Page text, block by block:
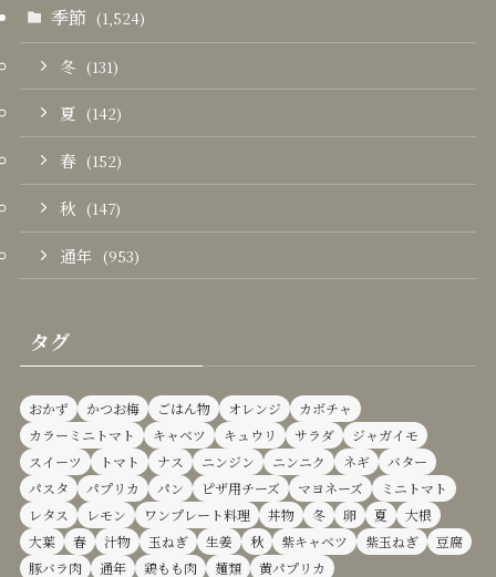
季節 (1,524)
冬 (131)
夏 (142)
春 (152)
秋 (147)
通年 (953)
タグ
おかず かつお梅 ごはん物 オレンジ
カボチャ
カラーミニトマト
キャベツ キュウリ サラダ
ジャガイモ
スイーツ
トマト ナス ニンジン ニンニク ネギ
バター
パスタ
パプリカ パン ピザ用チーズ マヨネーズ
ミニトマト
レタス
レモン ワンプレート料理 丼物 冬 卵 夏
大根
大葉
春 汁物 玉ねぎ 生姜 秋 紫キャベツ 紫玉ねぎ
豆腐
豚バラ肉
通年 鶏もも肉 麺類 黄パプリカ